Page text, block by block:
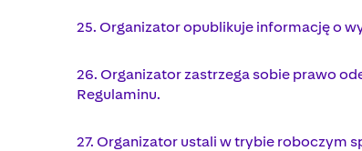
25. Organizator opublikuje informację o
26. Organizator zastrzega sobie prawo
Regulaminu.
27. Organizator ustali w trybie roboczym